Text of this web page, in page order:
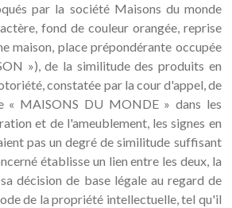
par la société Maisons du monde
fond de couleur orangée, reprise
maison, place prépondérante occupée
»), de la similitude des produits en
constatée par la cour d'appel, de
« MAISONS DU MONDE » dans les
et de l'ameublement, les signes en
pas un degré de similitude suffisant
établisse un lien entre les deux, la
décision de base légale au regard de
de la propriété intellectuelle, tel qu'il